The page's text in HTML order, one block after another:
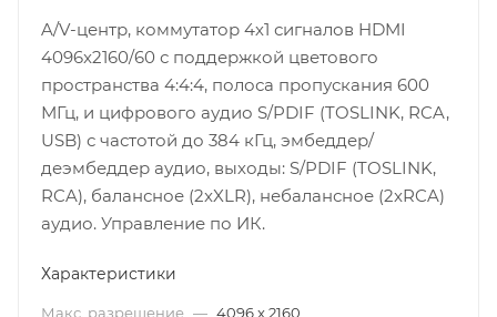
A/V-центр, коммутатор 4х1 сигналов HDMI
4096x2160/60 с поддержкой цветового
пространства 4:4:4, полоса пропускания 600
МГц, и цифрового аудио S/PDIF (TOSLINK, RCA,
USB) с частотой до 384 кГц, эмбеддер/
деэмбеддер аудио, выходы: S/PDIF (TOSLINK,
RCA), балансное (2xXLR), небалансное (2xRCA)
аудио. Управление по ИК.
Характеристики
Макс. разрешение — 4096 x 2160